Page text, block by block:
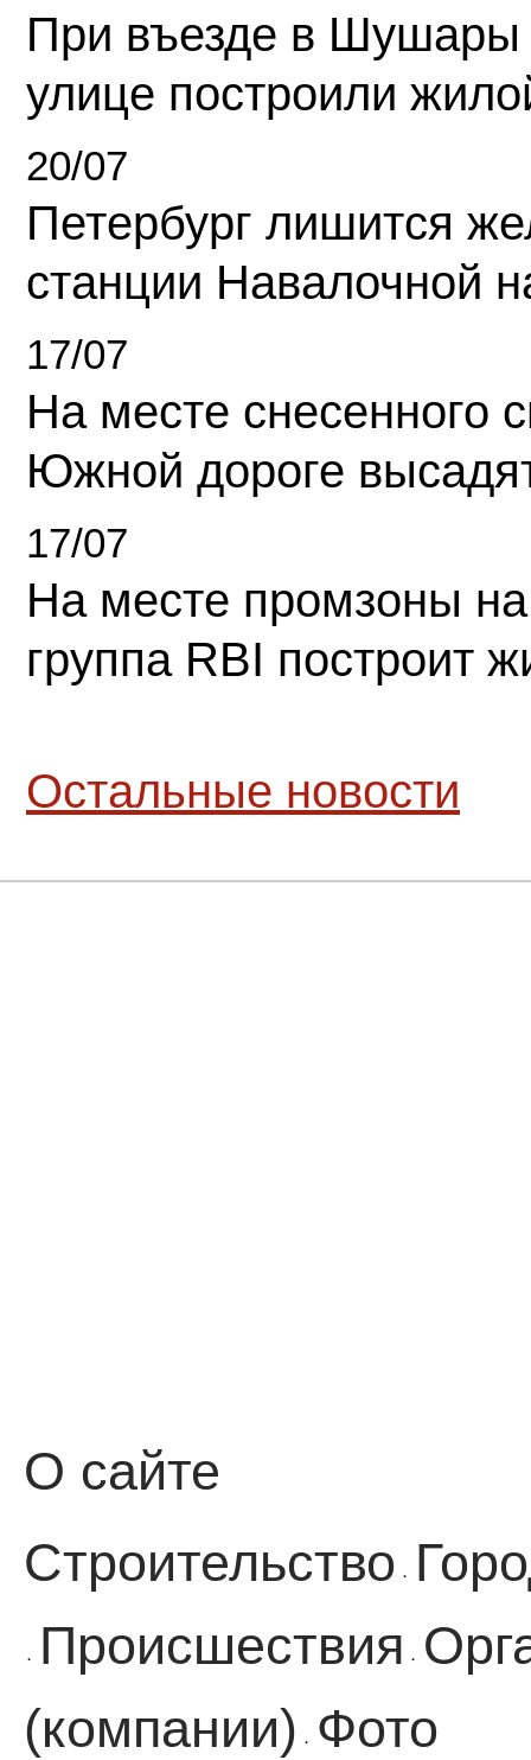
При въезде в Шушары
улице построили
20/07
Петербург лишится
станции Навалочной
17/07
На месте снесенного
Южной дороге
17/07
На месте промзоны
группа RBI построит
Остальные новости
О сайте
Строительство ·
· Происшествия ·
(компании)
·
Фото